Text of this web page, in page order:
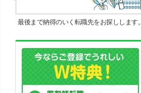
最後まで納得のいく転職先をお探しします。